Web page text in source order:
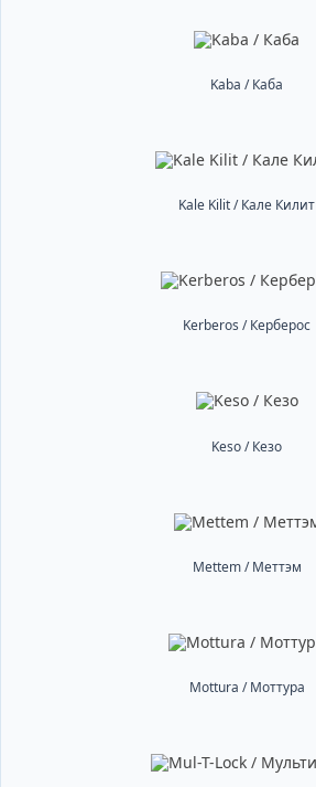
Kaba / Каба
Kale Kilit / Кале Килит
Kerberos / Керберос
Keso / Кезо
Mettem / Меттэм
Mottura / Моттура